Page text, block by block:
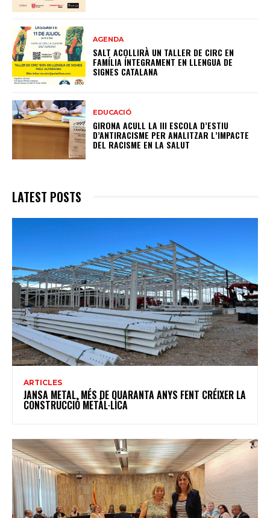
AGENDA
SALT ACOLLIRÀ UN TALLER DE CIRC EN
FAMÍLIA ÍNTEGRAMENT EN LLENGUA DE
SIGNES CATALANA
EDUCACIÓ
GIRONA ACULL LA III ESCOLA D’ESTIU
D’ANTIRACISME PER ANALITZAR L’IMPACTE
DEL RACISME EN LA SALUT
LATEST POSTS
ARTICLES
JANSA METAL, MÉS DE QUARANTA ANYS FENT CRÉIXER LA
CONSTRUCCIÓ METÀL·LICA